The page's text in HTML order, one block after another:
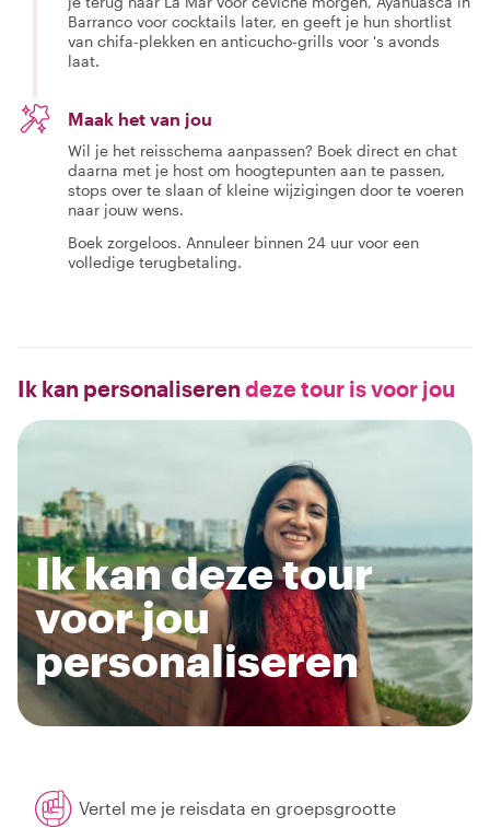
Barranco voor cocktails later, en geeft je hun shortlist
van chifa-plekken en anticucho-grills voor 's avonds
laat.
Maak het van jou
Wil je het reisschema aanpassen? Boek direct en chat
daarna met je host om hoogtepunten aan te passen,
stops over te slaan of kleine wijzigingen door te voeren
naar jouw wens.
Boek zorgeloos. Annuleer binnen 24 uur voor een
volledige terugbetaling.
Ik kan personaliseren deze tour is voor jou
Ik kan deze tour
voor jou
personaliseren
Vertel me je reisdata en groepsgrootte